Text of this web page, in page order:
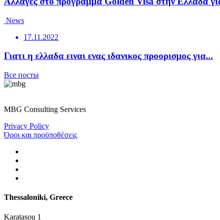
News
17.11.2022
Γιατι η ελλαδα ειναι ενας ιδανικος προορισμος για...
Все посты
MBG Consulting Services
Privacy Policy
Όροι και προϋποθέσεις
Thessaloniki, Greece
Karatasou 1